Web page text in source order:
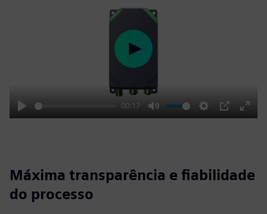
Play
00:17
Mute Settings
PIP
Enter
Play
Máxima transparência e fiabilidade
do processo